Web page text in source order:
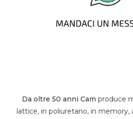
Da oltre 50 anni Cam produce
lattice, in poliuretano, in memory,